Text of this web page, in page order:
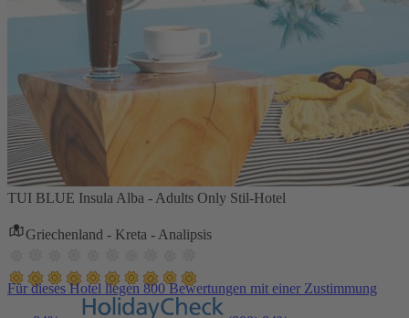
TUI BLUE Insula Alba - Adults Only Stil-Hotel
Griechenland - Kreta - Analipsis
Für dieses Hotel liegen 800 Bewertungen mit einer Zustimmung